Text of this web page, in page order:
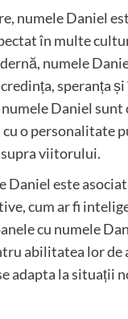
numele Daniel
în multe
numele
speranța
Daniel sunt
o personalitate
viitorului.
Daniel este asociat
cum ar fi
cu numele
abilitatea lor de
adapta la situații